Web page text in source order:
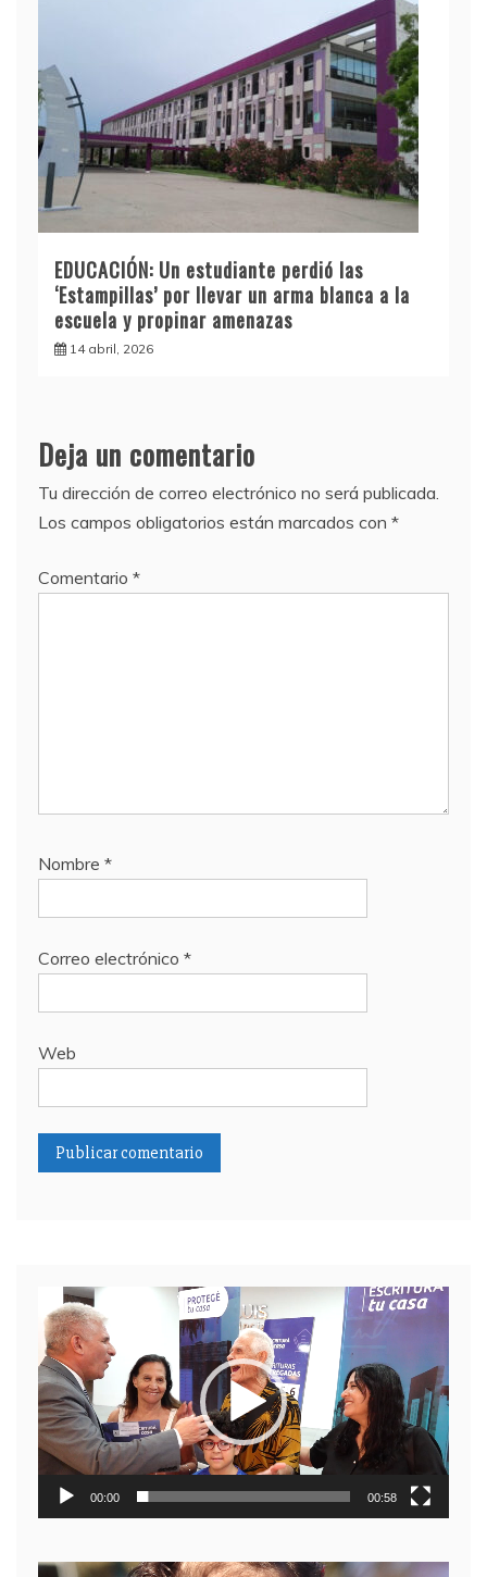
EDUCACIÓN: Un estudiante perdió las
‘Estampillas’ por llevar un arma blanca a la
escuela y propinar amenazas
14 abril, 2026
Deja un comentario
Tu dirección de correo electrónico no será publicada.
Los campos obligatorios están marcados con *
Comentario *
Nombre *
Correo electrónico *
Web
Reproductor
de
video
00:00 00:58